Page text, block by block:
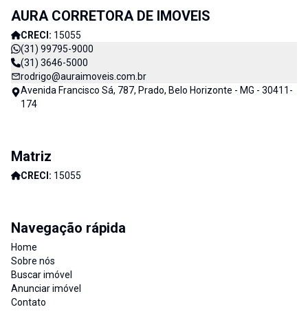
Imóveis e consequentemente de nossos clientes. AURA
AURA CORRETORA DE IMOVEIS
CRECI: 15055
(31) 99795-9000
(31) 3646-5000
rodrigo@auraimoveis.com.br
Avenida Francisco Sá, 787, Prado, Belo Horizonte - MG - 30411-
174
Matriz
CRECI: 15055
Navegação rápida
Home
Sobre nós
Buscar imóvel
Anunciar imóvel
Contato